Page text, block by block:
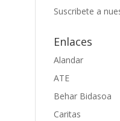
Suscribete a
Enlaces
Alandar
ATE
Behar Bidasoa
Caritas